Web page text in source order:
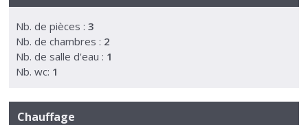
Nb. de pièces : 3
Nb. de chambres : 2
Nb. de salle d'eau : 1
Nb. wc: 1
Chauffage